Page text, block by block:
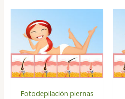
Fotodepilación piernas